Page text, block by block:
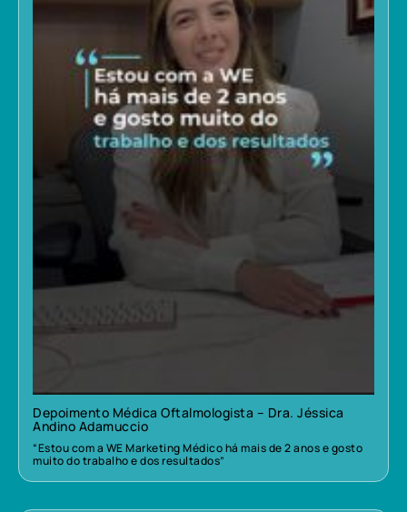
Depoimento Médica Oftalmologista – Dra. Jéssica
Andino Adamuccio
“Estou com a WE Marketing Médico há mais de 2 anos e gosto
muito do trabalho e dos resultados”